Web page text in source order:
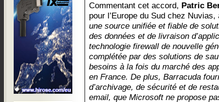
Commentant cet accord, Patric
pour l’Europe du Sud chez
une source unifiée et fiable de
des données et de livraison
technologie firewall de nouvelle
complétée par des solutions de
besoins à la fois du marché des
en France. De plus, Barracuda
d’archivage, de sécurité et de
email, que Microsoft ne propose